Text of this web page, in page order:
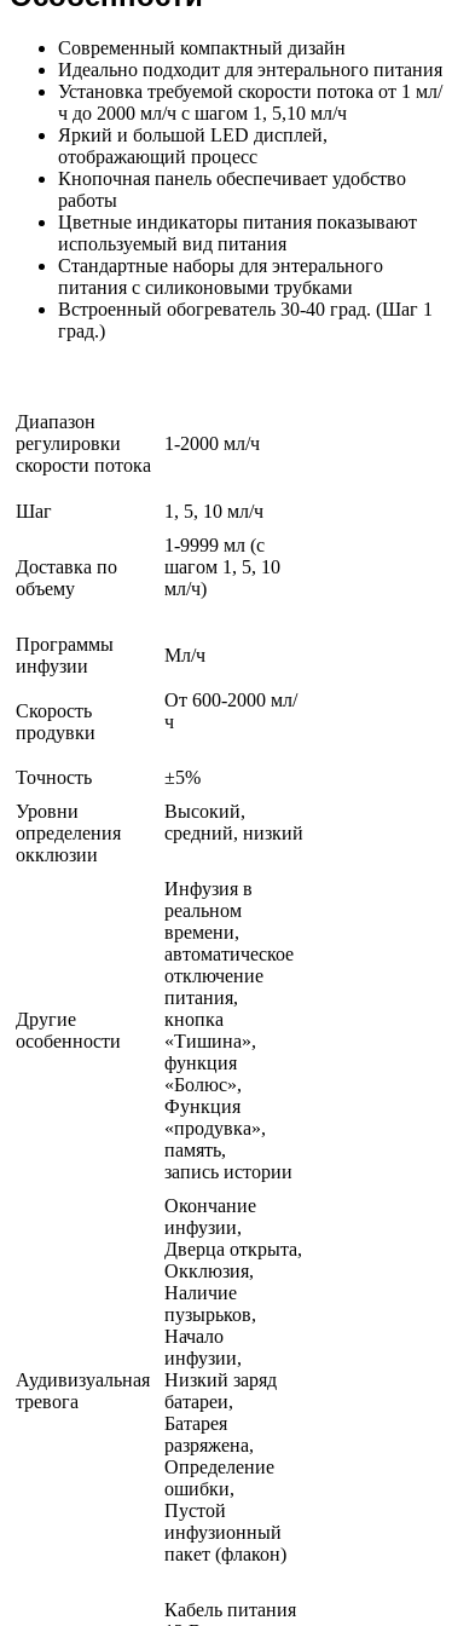
Современный компактный дизайн
Идеально подходит для энтерального питания
Установка требуемой скорости потока от 1 мл/
ч до 2000 мл/ч с шагом 1, 5,10 мл/ч
Яркий и большой LED дисплей,
отображающий процесс
Кнопочная панель обеспечивает удобство
работы
Цветные индикаторы питания показывают
используемый вид питания
Стандартные наборы для энтерального
питания с силиконовыми трубками
Встроенный обогреватель 30-40 град. (Шаг 1
град.)
Диапазон
регулировки
скорости потока
1-2000 мл/ч
Шаг 1, 5, 10 мл/ч
Доставка по
объему
1-9999 мл (с
шагом 1, 5, 10
мл/ч)
Программы
инфузии
Мл/ч
Скорость
продувки
От 600-2000 мл/
ч
Точность
±5%
Уровни
определения
окклюзии
Высокий,
средний, низкий
Другие
особенности
Инфузия в
реальном
времени,
автоматическое
отключение
питания,
кнопка
«Тишина»,
функция
«Болюс»,
Функция
«продувка»,
память,
запись истории
Аудивизуальная
тревога
Окончание
инфузии,
Дверца открыта,
Окклюзия,
Наличие
пузырьков,
Начало
инфузии,
Низкий заряд
батареи,
Батарея
разряжена,
Определение
ошибки,
Пустой
инфузионный
пакет (флакон)
Кабель питания